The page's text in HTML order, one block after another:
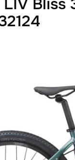
Bliss